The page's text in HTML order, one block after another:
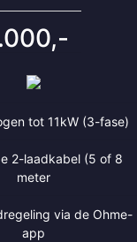
tot 11kW (3-fase)
2-laadkabel (5 of 8
meter
via de Ohme-
app